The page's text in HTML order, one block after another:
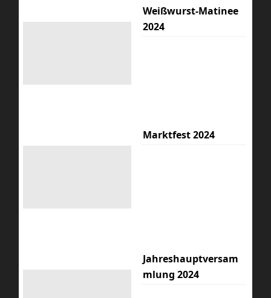
Weißwurst-Matinee
2024
Marktfest 2024
Jahreshauptversam
mlung 2024